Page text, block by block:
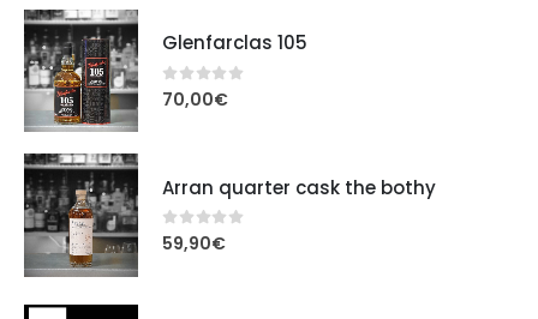
Glenfarclas 105
0out of 5
70,00€
Arran quarter cask the bothy
0out of 5
59,90€